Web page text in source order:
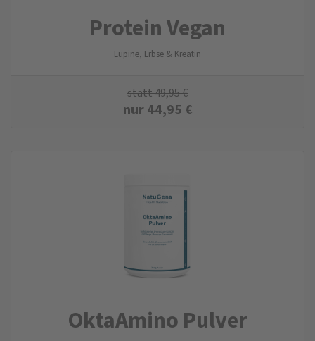
Protein Vegan
Lupine, Erbse & Kreatin
statt49,95€
nur44,95 €
OktaAmino Pulver